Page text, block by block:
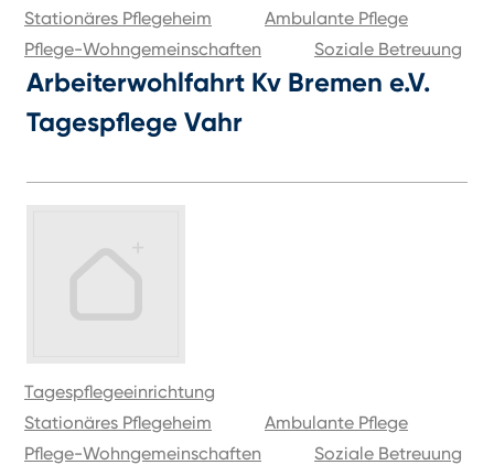
Stationäres Pflegeheim
Ambulante Pflege
Pflege-Wohngemeinschaften
Soziale Betreuung
Arbeiterwohlfahrt Kv Bremen e.V.
Tagespflege Vahr
Tagespflegeeinrichtung
Stationäres Pflegeheim
Ambulante Pflege
Pflege-Wohngemeinschaften
Soziale Betreuung